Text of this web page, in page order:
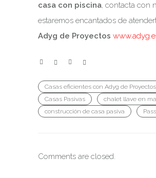
casa con piscina, contacta con
estaremos encantados de
Adyg de Proyectos
Casas eficientes con Adyg de Proyectos
Casas Pasivas
chalet llave en
construcción de casa pasiva
Comments are closed.